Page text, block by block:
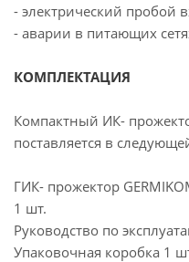
- электрический пробой
- аварии в питающих
КОМПЛЕКТАЦИЯ
Компактный ИК-
поставляется в
ГИК- прожектор
1 шт.
Руководство по
Упаковочная коробка 1